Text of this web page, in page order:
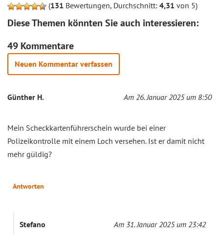
(131 Bewertungen, Durchschnitt: 4,31 von 5)
Diese Themen könnten Sie auch interessieren:
49 Kommentare
Neuen Kommentar verfassen
Günther H. Am 26. Januar 2025 um 8:50
Mein Scheckkartenführerschein wurde bei einer
Polizeikontrolle mit einem Loch versehen. Ist er damit nicht
mehr güldig?
Antworten
Stefano Am 31. Januar 2025 um 23:42